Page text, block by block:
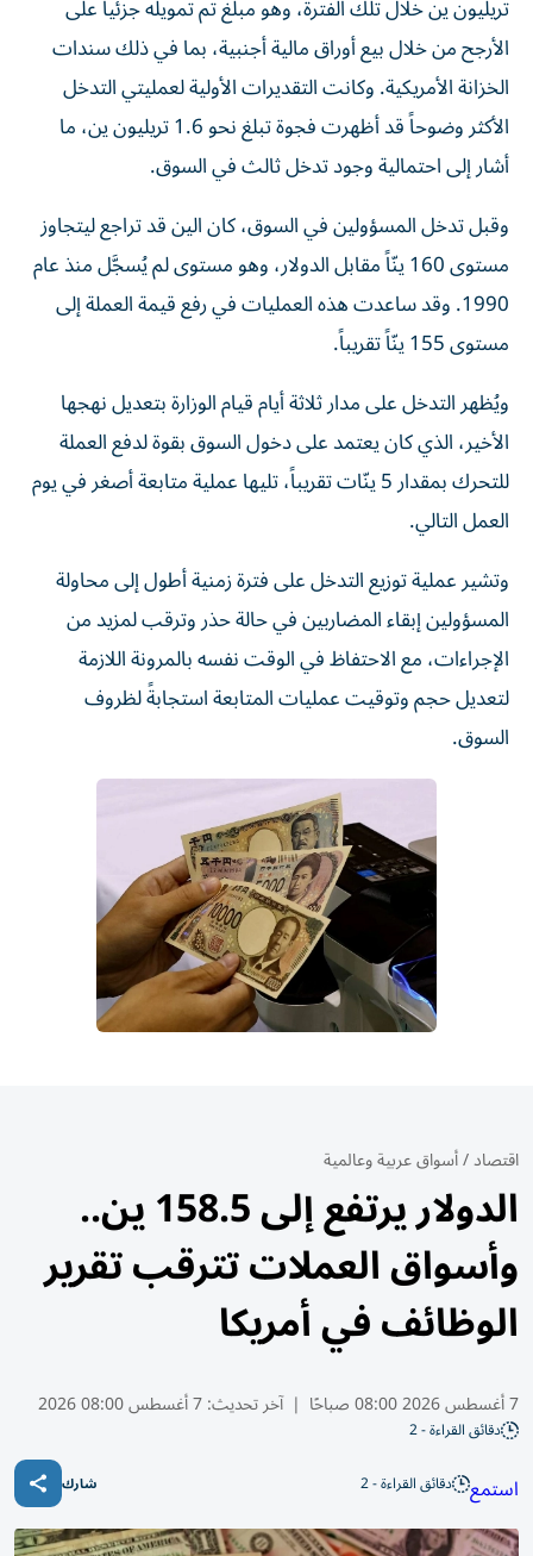
تريليون ين خلال تلك الفترة، وهو مبلغ تم تمويله جزئياً على
الأرجح من خلال بيع أوراق مالية أجنبية، بما في ذلك سندات
الخزانة الأمريكية. وكانت التقديرات الأولية لعمليتي التدخل
الأكثر وضوحاً قد أظهرت فجوة تبلغ نحو 1.6 تريليون ين، ما
أشار إلى احتمالية وجود تدخل ثالث في السوق.
وقبل تدخل المسؤولين في السوق، كان الين قد تراجع ليتجاوز
مستوى 160 ينّاً مقابل الدولار، وهو مستوى لم يُسجَّل منذ عام
1990. وقد ساعدت هذه العمليات في رفع قيمة العملة إلى
مستوى 155 ينّاً تقريباً.
ويُظهر التدخل على مدار ثلاثة أيام قيام الوزارة بتعديل نهجها
الأخير، الذي كان يعتمد على دخول السوق بقوة لدفع العملة
للتحرك بمقدار 5 ينّات تقريباً، تليها عملية متابعة أصغر في يوم
العمل التالي.
وتشير عملية توزيع التدخل على فترة زمنية أطول إلى محاولة
المسؤولين إبقاء المضاربين في حالة حذر وترقب لمزيد من
الإجراءات، مع الاحتفاظ في الوقت نفسه بالمرونة اللازمة
لتعديل حجم وتوقيت عمليات المتابعة استجابةً لظروف
السوق.
اقتصاد/أسواق عربية وعالمية
الدولار يرتفع إلى 158.5 ين..
وأسواق العملات تترقب تقرير
الوظائف في أمريكا
7 أغسطس 2026 08:00 صباحًا | آخر تحديث:7 أغسطس 08:00 2026
دقائق القراءة - 2
استمع دقائق القراءة - 2 شارك